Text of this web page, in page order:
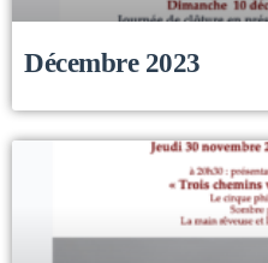
Décembre 2023